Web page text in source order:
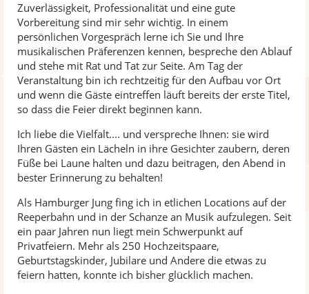
Zuverlässigkeit, Professionalität und eine gute
Vorbereitung sind mir sehr wichtig. In einem
persönlichen Vorgespräch lerne ich Sie und Ihre
musikalischen Präferenzen kennen, bespreche den Ablauf
und stehe mit Rat und Tat zur Seite. Am Tag der
Veranstaltung bin ich rechtzeitig für den Aufbau vor Ort
und wenn die Gäste eintreffen läuft bereits der erste Titel,
so dass die Feier direkt beginnen kann.
Ich liebe die Vielfalt.... und verspreche Ihnen: sie wird
Ihren Gästen ein Lächeln in ihre Gesichter zaubern, deren
Füße bei Laune halten und dazu beitragen, den Abend in
bester Erinnerung zu behalten!
Als Hamburger Jung fing ich in etlichen Locations auf der
Reeperbahn und in der Schanze an Musik aufzulegen. Seit
ein paar Jahren nun liegt mein Schwerpunkt auf
Privatfeiern. Mehr als 250 Hochzeitspaare,
Geburtstagskinder, Jubilare und Andere die etwas zu
feiern hatten, konnte ich bisher glücklich machen.